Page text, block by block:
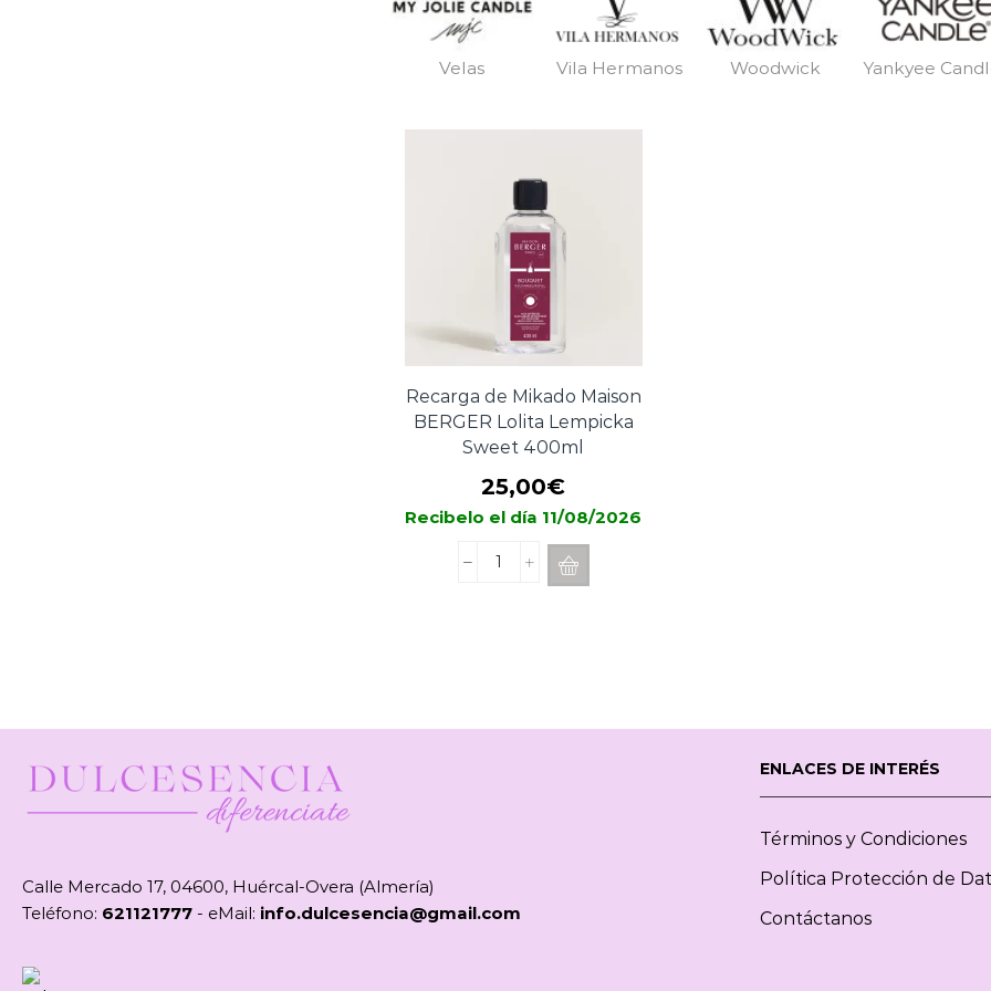
Velas Vila Hermanos Woodwick Yankyee
Recarga de Mikado Maison
BERGER Lolita Lempicka
Sweet 400ml
25,00€
Recibelo el día 11/08/2026
Recarga
Sweet
Calle Mercado 17, 04600, Huércal-Overa (Almería)
Teléfono: 621121777 - eMail: info.dulcesencia@gmail.com
ENLACES DE INTERÉS
Términos y Condiciones
Política Protección de
Contáctanos